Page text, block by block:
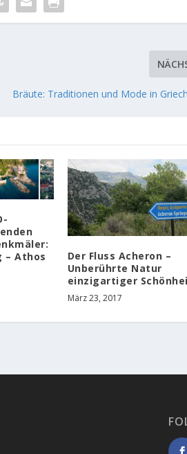
Bräute: Traditionen und Mode in
– Athos
Der Fluss Acheron –
Unberührte Natur
einzigartiger
März 23, 2017